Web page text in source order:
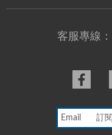
客服專線：
Email